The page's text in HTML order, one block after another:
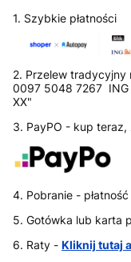
1. Szybkie płatności
2. Przelew tradycyjny
0097 5048 7267 ING
XX"
3. PayPO - kup teraz,
4. Pobranie -
5. Gotówka lub karta
6. Raty - Kliknij tutaj